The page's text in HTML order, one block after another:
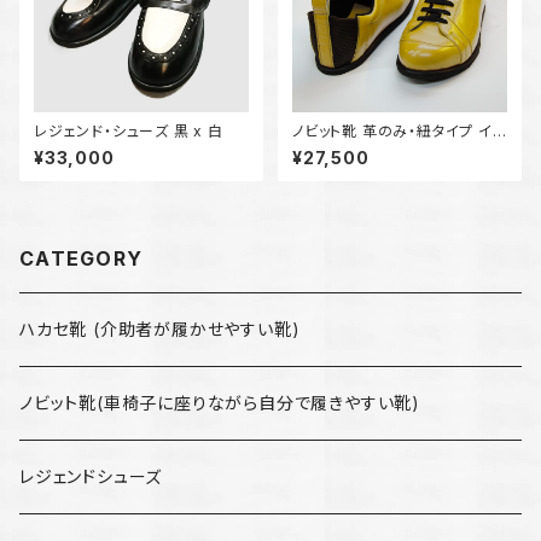
レジェンド・シューズ 黒 x 白
¥33,000
ノビット靴 革のみ・紐タイプ イ
エロー
¥27,500
CATEGORY
ハカセ靴 (介助者が履かせやすい靴)
ノビット靴(車椅子に座りながら自分で履きやすい靴)
レジェンドシューズ